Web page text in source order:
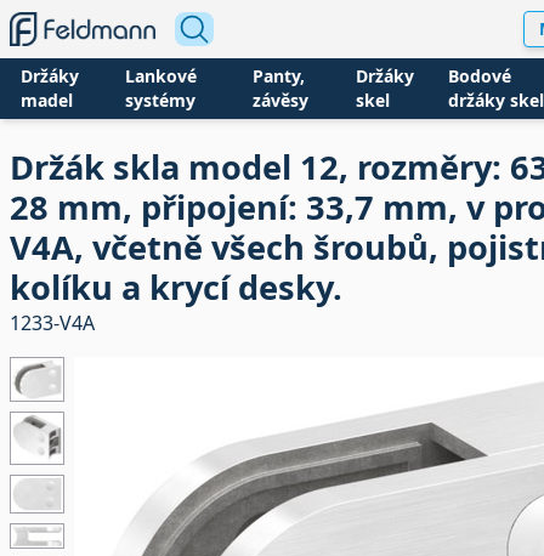
Držáky
madel
Lankové
systémy
Panty,
závěsy
Držáky
skel
Bodové
držáky skel
Držák skla model 12, rozměry:
28 mm, připojení: 33,7 mm, v
V4A, včetně všech šroubů,
kolíku a krycí desky.
1233-V4A